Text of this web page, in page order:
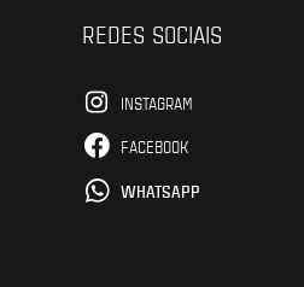
REDES SOCIAIS
INSTAGRAM
FACEBOOK
WHATSAPP